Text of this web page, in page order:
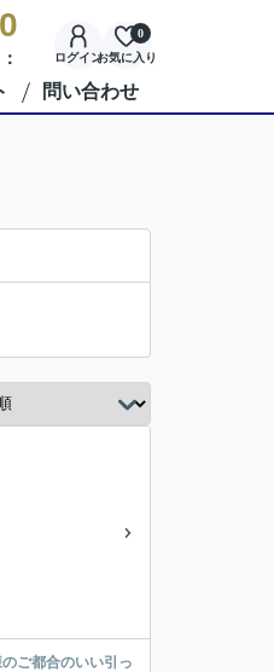
ログインお気に入り
0
問い合わせ
ご都合のいい引っ